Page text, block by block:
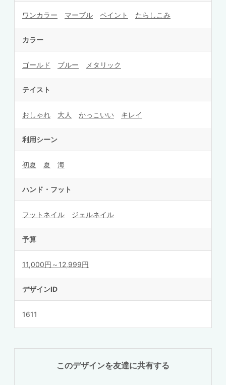
ワンカラー マーブル ペイント たらしこみ
カラー
ゴールド ブルー メタリック
テイスト
おしゃれ 大人 かっこいい キレイ
利用シーン
初夏 夏 海
ハンド・フット
フットネイル ジェルネイル
予算
11,000円～12,999円
デザインID
1611
このデザインを友達に共有する